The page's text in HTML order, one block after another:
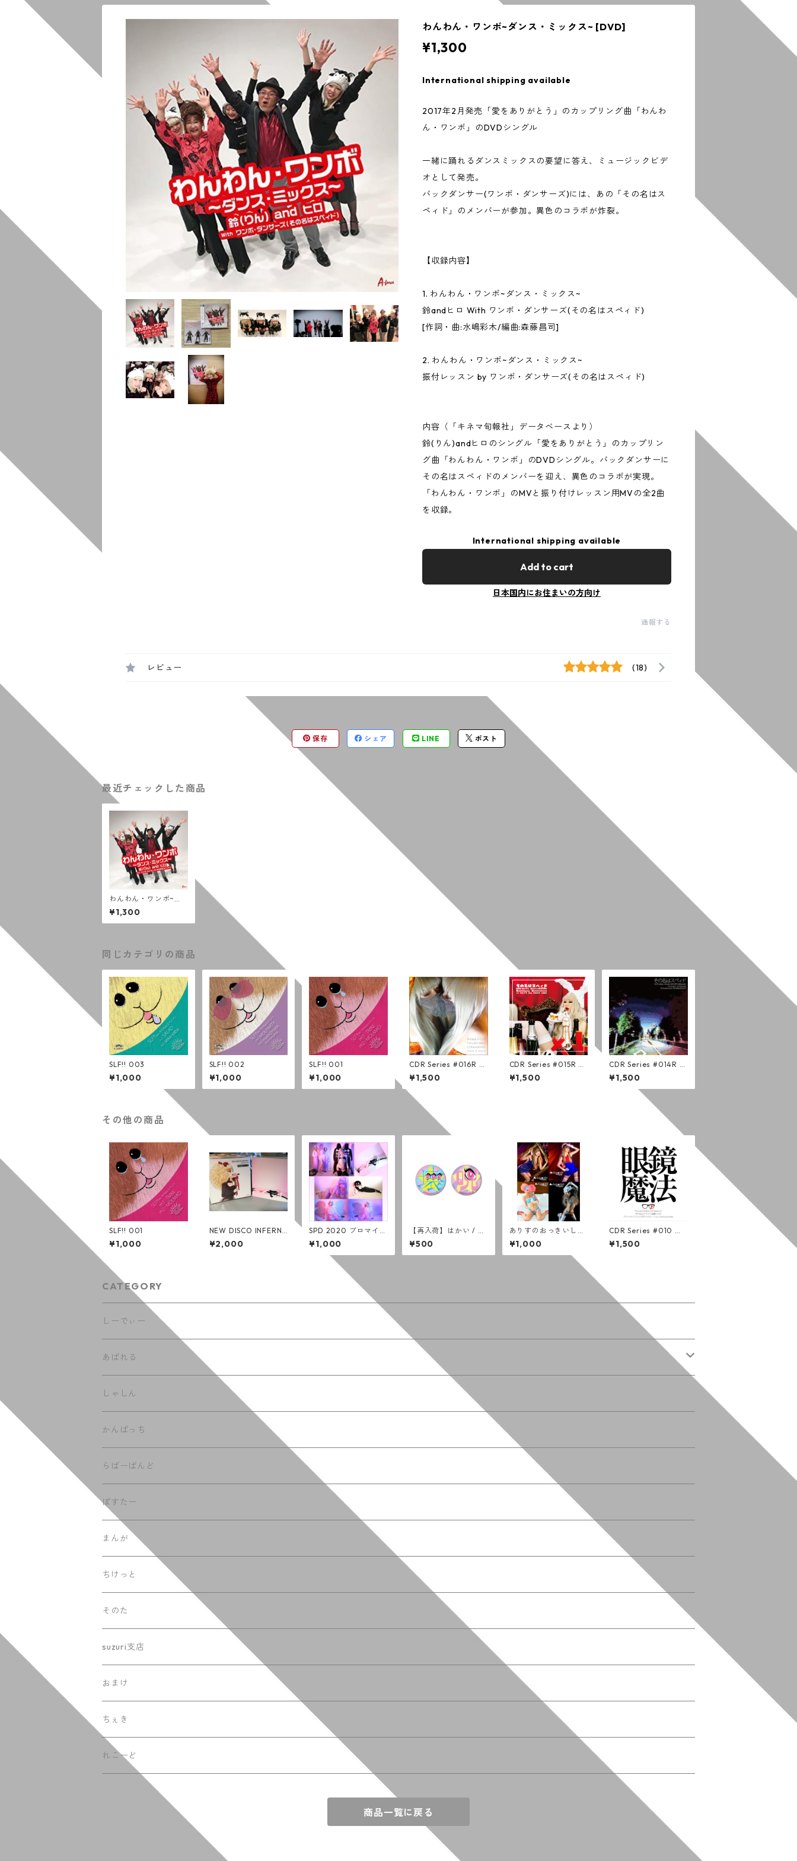
わんわん・ワンボ~ダンス・ミックス~ [DVD]
¥1,300
International shipping available
2017年2月発売「愛をありがとう」のカップリング曲「わんわ
ん・ワンボ」のDVDシングル
一緒に踊れるダンスミックスの要望に答え、ミュージックビデ
オとして発売。
バックダンサー(ワンボ・ダンサーズ)には、あの「その名はス
ペィド」のメンバーが参加。異色のコラボが炸裂。
【収録内容】
1. わんわん・ワンボ~ダンス・ミックス~
鈴andヒロ With ワンボ・ダンサーズ(その名はスペィド)
[作詞・曲:水嶋彩木/編曲:森藤昌司]
2. わんわん・ワンボ~ダンス・ミックス~
振付レッスン by ワンボ・ダンサーズ(その名はスペィド)
内容（「キネマ旬報社」データベースより）
鈴(りん)andヒロのシングル「愛をありがとう」のカップリン
グ曲「わんわん・ワンボ」のDVDシングル。バックダンサーに
その名はスペィドのメンバーを迎え、異色のコラボが実現。
「わんわん・ワンボ」のMVと振り付けレッスン用MVの全2曲
を収録。
International shipping available
Add to cart
日本国内にお住まいの方向け
通報する
レビュー (18)
保存 シェア LINE ポスト
最近チェックした商品
わんわん・ワンボ~ダ
ンス・ミックス~ [DV
D]
¥1,300
同じカテゴリの商品
SLF!! 003
¥1,000
SLF!! 002
¥1,000
SLF!! 001
¥1,000
CDR Series #016R m
ask 2 mask (通常版)
¥1,500
CDR Series #015R Bu
bblepop Bubblicious
(通常版)
¥1,500
CDR Series #014R H
ellawaits (通常版)
¥1,500
その他の商品
SLF!! 001
¥1,000
NEW DISCO INFERN
O - その名はスペィド
(7インチ：アナログレ
¥2,000
SPD 2020 ブロマイド
セット (7枚組)
¥1,000
【再入荷】はかい / の
ろいのかんばっじ
¥500
ありすのおっきいしゃ
しん 009-012
¥1,000
CDR Series #010 眼
鏡魔法 / その名はスペ
ィド x 装置メガネ
¥1,500
CATEGORY
しーでぃー
あぱれる
てぃーしゃつ
ふーでぃー
しゃしん
かんばっち
らばーばんど
ぽすたー
まんが
ちけっと
そのた
suzuri支店
おまけ
ちぇき
れこーど
商品一覧に戻る